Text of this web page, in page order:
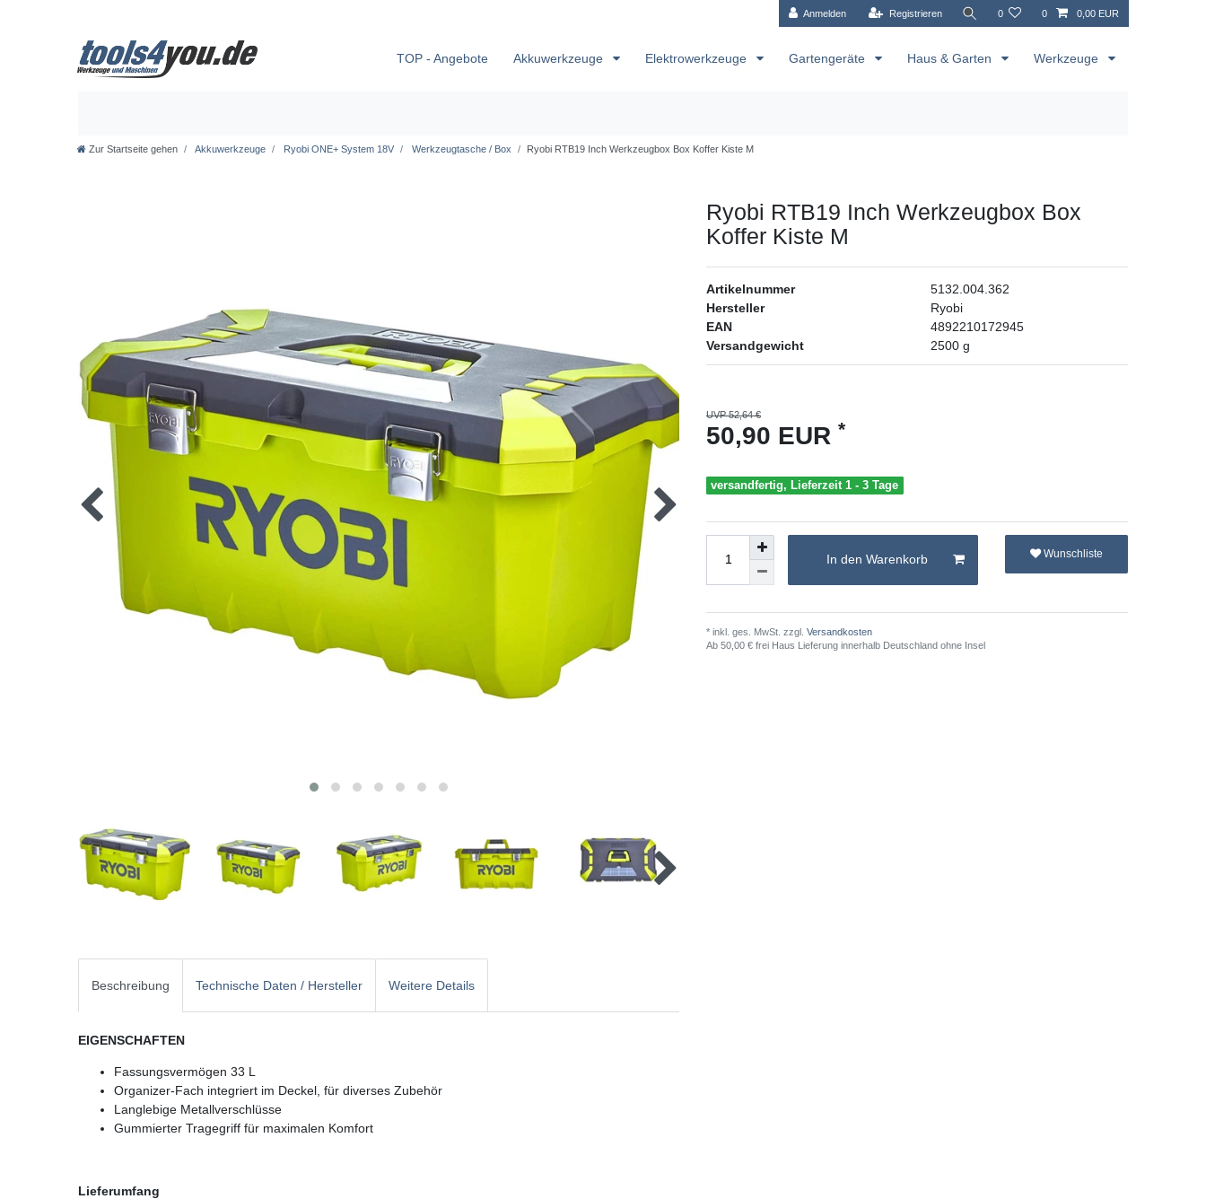
Anmelden Registrieren 0 0 0,00 EUR
TOP - Angebote Akkuwerkzeuge Elektrowerkzeuge Gartengeräte Haus & Garten Werkzeuge
Zur Startseite gehen Akkuwerkzeuge Ryobi ONE+ System 18V Werkzeugtasche / Box Ryobi RTB19 Inch Werkzeugbox Box Koffer Kiste M
Beschreibung Technische Daten / Hersteller Weitere Details
EIGENSCHAFTEN
Fassungsvermögen 33 L
Organizer-Fach integriert im Deckel, für diverses Zubehör
Langlebige Metallverschlüsse
Gummierter Tragegriff für maximalen Komfort
Lieferumfang
Ryobi RTB19 Inch Werkzeugbox Box
Koffer Kiste M
Artikelnummer
5132.004.362
Hersteller
Ryobi
EAN
4892210172945
Versandgewicht
2500 g
UVP 52,64 €
50,90 EUR *
versandfertig, Lieferzeit 1 - 3 Tage
In den Warenkorb Wunschliste
* inkl. ges. MwSt. zzgl. Versandkosten
Ab 50,00 € frei Haus Lieferung innerhalb Deutschland ohne Insel